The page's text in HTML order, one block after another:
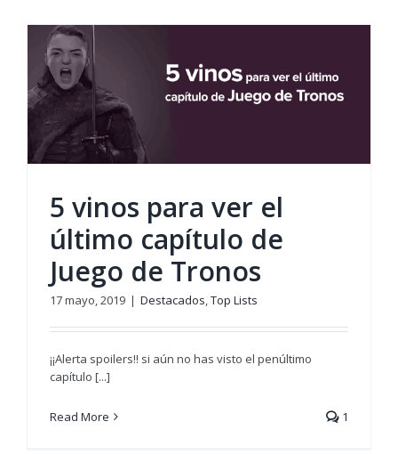
5 vinos para ver el
último capítulo de
Juego de Tronos
17 mayo, 2019 | Destacados,Top Lists
¡¡Alerta spoilers!! si aún no has visto el penúltimo
capítulo [...]
Read More 1